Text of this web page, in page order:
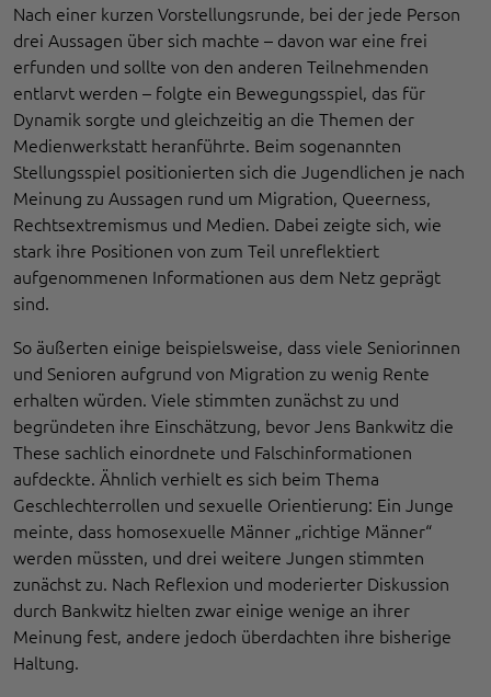
Nach einer kurzen Vorstellungsrunde, bei der jede Person
drei Aussagen über sich machte – davon war eine frei
erfunden und sollte von den anderen Teilnehmenden
entlarvt werden – folgte ein Bewegungsspiel, das für
Dynamik sorgte und gleichzeitig an die Themen der
Medienwerkstatt heranführte. Beim sogenannten
Stellungsspiel positionierten sich die Jugendlichen je nach
Meinung zu Aussagen rund um Migration, Queerness,
Rechtsextremismus und Medien. Dabei zeigte sich, wie
stark ihre Positionen von zum Teil unreflektiert
aufgenommenen Informationen aus dem Netz geprägt
sind.
So äußerten einige beispielsweise, dass viele Seniorinnen
und Senioren aufgrund von Migration zu wenig Rente
erhalten würden. Viele stimmten zunächst zu und
begründeten ihre Einschätzung, bevor Jens Bankwitz die
These sachlich einordnete und Falschinformationen
aufdeckte. Ähnlich verhielt es sich beim Thema
Geschlechterrollen und sexuelle Orientierung: Ein Junge
meinte, dass homosexuelle Männer „richtige Männer“
werden müssten, und drei weitere Jungen stimmten
zunächst zu. Nach Reflexion und moderierter Diskussion
durch Bankwitz hielten zwar einige wenige an ihrer
Meinung fest, andere jedoch überdachten ihre bisherige
Haltung.